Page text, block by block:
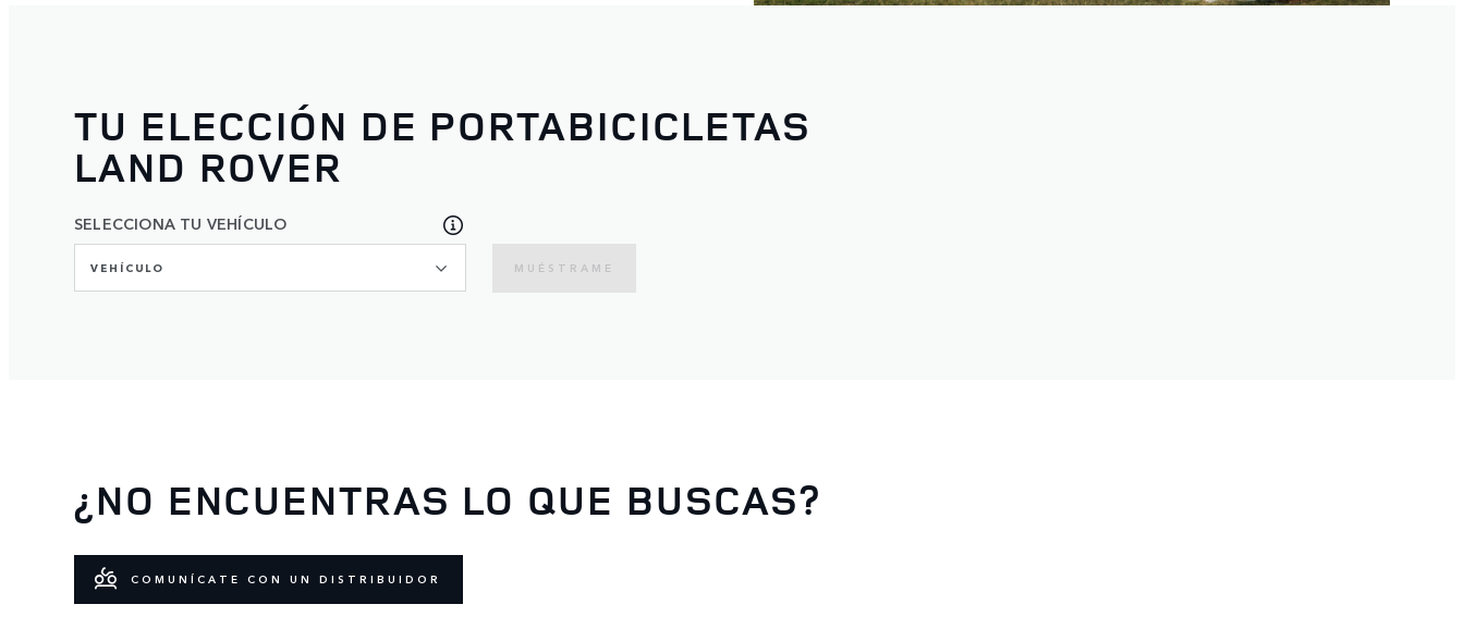
TU ELECCIÓN DE PORTABICICLETAS
LAND ROVER
SELECCIONA TU VEHÍCULO
VEHÍCULO MUÉSTRAME
¿NO ENCUENTRAS LO QUE BUSCAS?
COMUNÍCATE CON UN DISTRIBUIDOR